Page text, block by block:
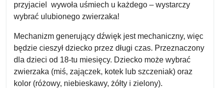
przyjaciel
wywoła uśmiech u każdego – wystarczy
wybrać ulubionego zwierzaka!
Mechanizm generujący dźwięk jest mechaniczny, więc
będzie cieszył dziecko przez długi czas. Przeznaczony
dla dzieci od 18-tu miesięcy. Dziecko może wybrać
zwierzaka (miś, zajączek, kotek lub szczeniak) oraz
kolor (różowy, niebieskawy, żółty i zielony).